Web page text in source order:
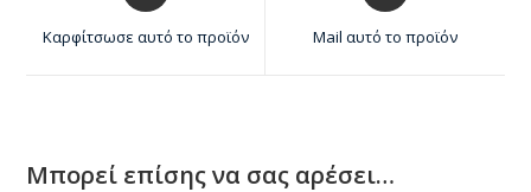
Καρφίτσωσε αυτό το προϊόν Mail αυτό το προϊόν
Μπορεί επίσης να σας αρέσει…